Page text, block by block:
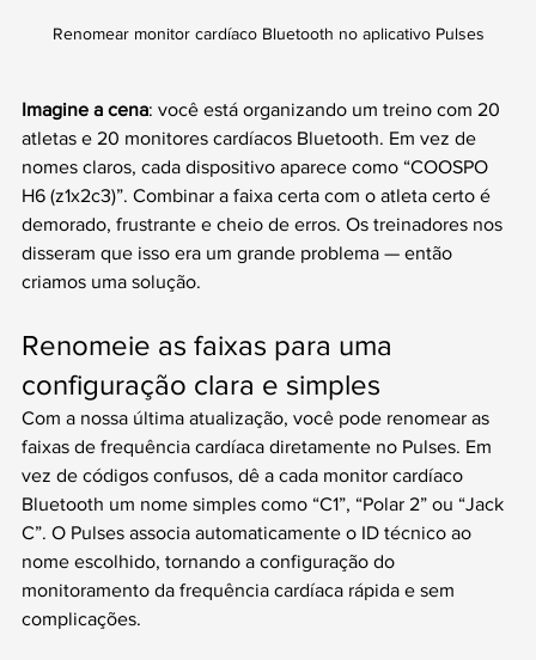
Renomear monitor cardíaco Bluetooth no aplicativo Pulses
Imagine a cena: você está organizando um treino com 20
atletas e 20 monitores cardíacos Bluetooth. Em vez de
nomes claros, cada dispositivo aparece como “COOSPO
H6 (z1x2c3)”. Combinar a faixa certa com o atleta certo é
demorado, frustrante e cheio de erros. Os treinadores nos
disseram que isso era um grande problema — então
criamos uma solução.
Renomeie as faixas para uma
configuração clara e simples
Com a nossa última atualização, você pode renomear as
faixas de frequência cardíaca diretamente no Pulses. Em
vez de códigos confusos, dê a cada monitor cardíaco
Bluetooth um nome simples como “C1”, “Polar 2” ou “Jack
C”. O Pulses associa automaticamente o ID técnico ao
nome escolhido, tornando a configuração do
monitoramento da frequência cardíaca rápida e sem
complicações.